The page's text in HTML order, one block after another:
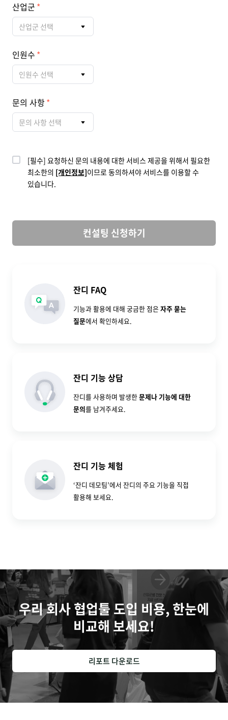
산업군
산업군 선택
인원수
인원수 선택
문의 사항
문의 사항 선택
[필수] 요청하신 문의 내용에 대한 서비스 제공을 위해서 필요한
최소한의 [개인정보]이므로 동의하셔야 서비스를 이용할 수
있습니다.
컨설팅 신청하기
잔디 FAQ
기능과 활용에 대해 궁금한 점은 자주 묻는
질문에서 확인하세요.
잔디 기능 상담
잔디를 사용하며 발생한문제나 기능에 대한
문의를 남겨주세요.
잔디 기능 체험
‘잔디 데모팀’에서 잔디의 주요 기능을 직접
활용해 보세요.
우리 회사 협업툴 도입 비용, 한눈에
비교해 보세요!
리포트 다운로드